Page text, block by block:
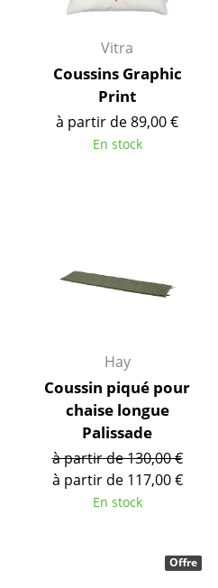
Pupitres
Vitra
Coussins Graphic
Print
à partir de 89,00 €
En stock
Hay
Coussin piqué pour
chaise longue
Palissade
à partir de 130,00 €
à partir de 117,00 €
En stock
Offre